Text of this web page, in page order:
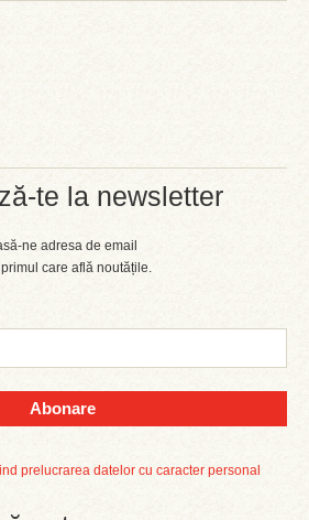
te la newsletter
ne adresa de email
care află noutățile.
Abonare
prelucrarea datelor cu caracter personal